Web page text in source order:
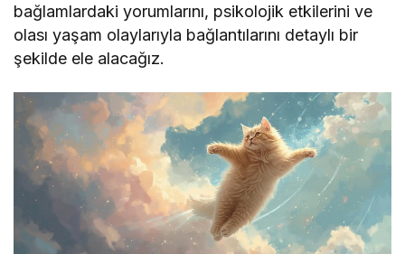
bağlamlardaki yorumlarını, psikolojik etkilerini ve
olası yaşam olaylarıyla bağlantılarını detaylı bir
şekilde ele alacağız.